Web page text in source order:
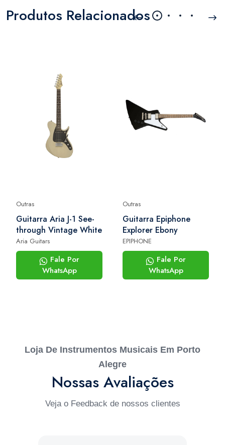
Produtos Relacionados
Outras
Guitarra Aria J-1 See-
through Vintage White
Aria Guitars
Fale Por
WhatsApp
Outras
Guitarra Epiphone
Explorer Ebony
EPIPHONE
Fale Por
WhatsApp
Loja De Instrumentos Musicais Em Porto
Alegre
Nossas Avaliações
Veja o Feedback de nossos clientes